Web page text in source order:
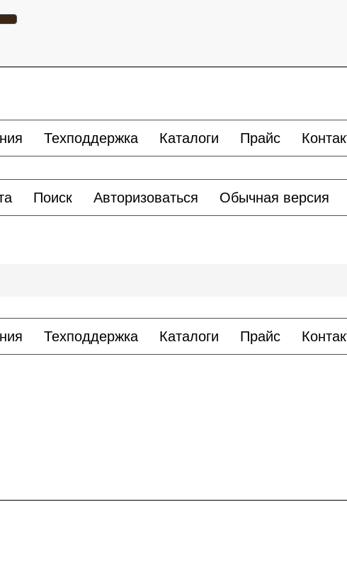
Техподдержка Каталоги Прайс
Поиск Авторизоваться Обычная версия
Техподдержка Каталоги Прайс